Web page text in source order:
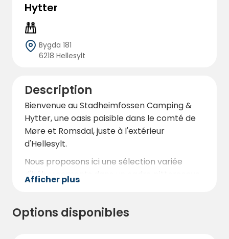
Hytter
Bygda 181
6218 Hellesylt
Description
Bienvenue au Stadheimfossen Camping &
Hytter, une oasis paisible dans le comté de
Møre et Romsdal, juste à l'extérieur
d'Hellesylt.
Nous proposons ici une sélection variée
d'hébergements dans un cadre pittoresque,
parfaits pour les camping-cars, caravanes
Avec des pelouses vertes et bien
Afficher plus
Options disponibles